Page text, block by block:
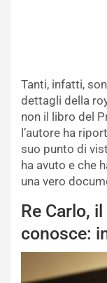
Tanti, infatti,
dettagli della
non il libro del
l’autore ha
suo punto di
ha avuto e che
una vero
Re Carlo,
conosce: